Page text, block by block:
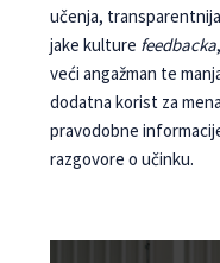
učenja,
jake kulture feedbacka
veći angažman te
dodatna korist za
pravodobne
razgovore o učinku.